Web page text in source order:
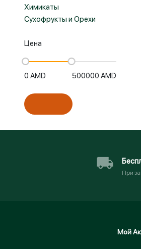
Химикаты
Сухофрукты и Орехи
Цена
0 AMD 500000 AMD
При
Мой